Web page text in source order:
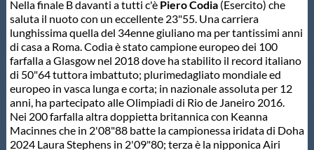
Nella finale B davanti a tutti c'èPiero Codia(Esercito) che
saluta il nuoto con un eccellente 23"55. Una carriera
lunghissima quella del 34enne giuliano ma per tantissimi anni
di casa a Roma. Codia è stato campione europeo dei 100
farfalla a Glasgow nel 2018 dove ha stabilito il record italiano
di 50"64 tuttora imbattuto; plurimedagliato mondiale ed
europeo in vasca lunga e corta; in nazionale assoluta per 12
anni, ha partecipato alle Olimpiadi di Rio de Janeiro 2016.
Nei 200 farfalla altra doppietta britannica con Keanna
Macinnes che in 2'08"88 batte la campionessa iridata di Doha
2024 Laura Stephens in 2'09"80; terza è la nipponica Airi